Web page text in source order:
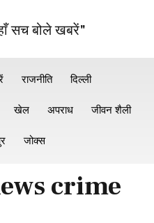
सच बोले खबरें"
राजनीति दिल्ली
खेल अपराध जीवन शैली
जोक्स
crime